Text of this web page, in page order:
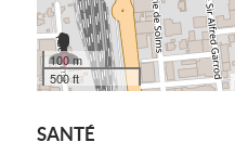
100 m
500 ft
SANTÉ